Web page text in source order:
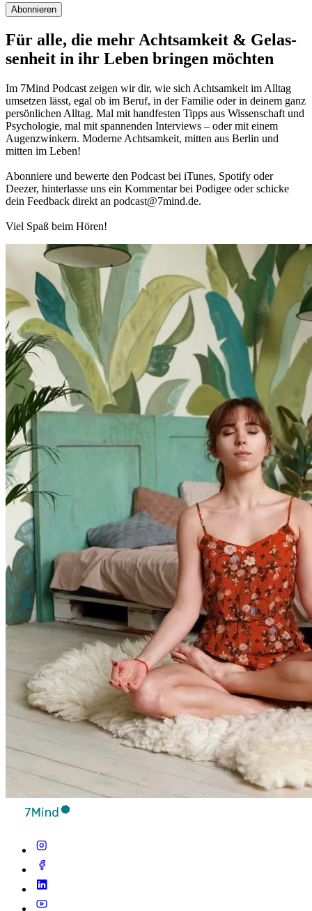
Abonnieren
Für alle, die mehr Acht­sam­keit & Gelas­
sen­heit in ihr Leben brin­gen möch­ten
Im 7Mind Pod­cast zeigen wir dir, wie sich Acht­sam­keit im Alltag
umset­zen lässt, egal ob im Beruf, in der Fami­lie oder in deinem ganz
per­sön­li­chen Alltag. Mal mit hand­fes­ten Tipps aus Wis­sen­schaft und
Psy­cho­lo­gie, mal mit spannenden Interviews – oder mit einem
Augen­zwin­kern. Moderne Acht­sam­keit, mitten aus Berlin und
mitten im Leben!
Abon­niere und bewerte den Pod­cast bei iTunes, Spo­tify oder
Deezer, hin­ter­lasse uns ein Kom­men­tar bei Podigee oder schi­cke
dein Feed­back direkt an podcast@​7​mind.​de.
Viel Spaß beim Hören!